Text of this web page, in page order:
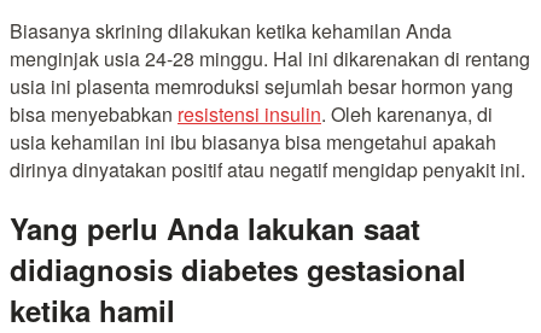
Biasanya skrining dilakukan ketika kehamilan Anda
menginjak usia 24-28 minggu. Hal ini dikarenakan di rentang
usia ini plasenta memroduksi sejumlah besar hormon yang
bisa menyebabkan resistensi insulin. Oleh karenanya, di
usia kehamilan ini ibu biasanya bisa mengetahui apakah
dirinya dinyatakan positif atau negatif mengidap penyakit ini.
Yang perlu Anda lakukan saat
didiagnosis diabetes gestasional
ketika hamil